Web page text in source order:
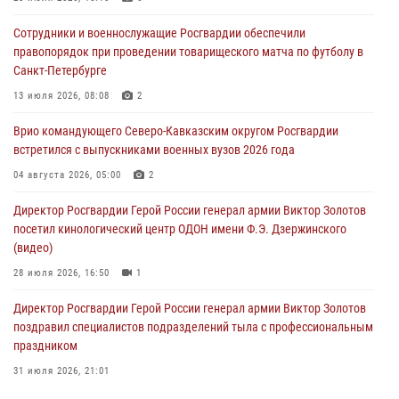
09 августа 2026, 05:00
В регионах Урала бойцам Росгвардии в зону СВО передали свежие
тиражи газет
Всероссийская ведомственная акции «Каникулы с Росгвардией
проходит в Сибири
Сотрудники и военнослужащие Росгвардии обеспечили
правопорядок при проведении товарищеского матча по футболу в
Санкт-Петербурге
13 июля 2026, 08:08 2
Врио командующего Северо-Кавказским округом Росгвардии
встретился с выпускниками военных вузов 2026 года
04 августа 2026, 05:00 2
Директор Росгвардии Герой России генерал армии Виктор Золотов
посетил кинологический центр ОДОН имени Ф.Э. Дзержинского
(видео)
28 июля 2026, 16:50 1
Директор Росгвардии Герой России генерал армии Виктор Золотов
поздравил специалистов подразделений тыла с профессиональным
праздником
31 июля 2026, 21:01